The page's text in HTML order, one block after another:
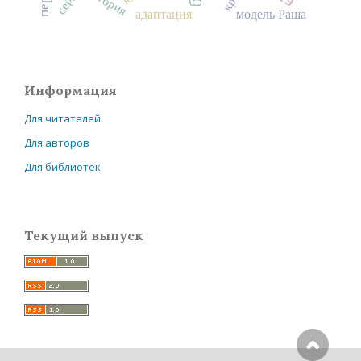
адаптация модель Раша
Информация
Для читателей
Для авторов
Для библиотек
Текущий выпуск